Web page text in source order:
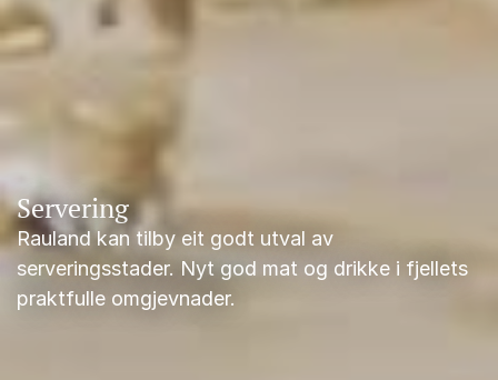
Servering
Rauland kan tilby eit godt utval av
serveringsstader. Nyt god mat og drikke i fjellets
praktfulle omgjevnader.